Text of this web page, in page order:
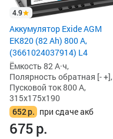
4.9
Аккумулятор Exide AGM
EK820 (82 Ah) 800 А,
(3661024037914) L4
Ёмкость 82 А·ч,
Полярность обратная [- +],
Пусковой ток 800 А,
315x175x190
652р. при сдаче акб
675р.